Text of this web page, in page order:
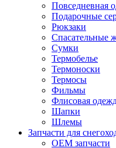
Повседневная
Подарочные
Рюкзаки
Спасательные
Сумки
Термобелье
Термоноски
Термосы
Фильмы
Флисовая
Шапки
Шлемы
Запчасти для
OEM запчасти